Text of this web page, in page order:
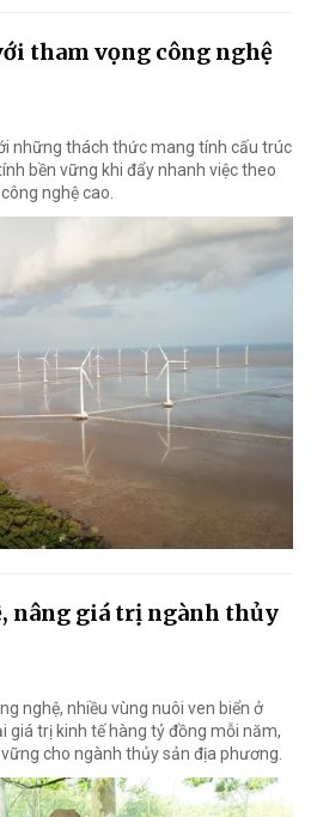
tham vọng công nghệ
những thách thức mang tính cấu trúc
bền vững khi đẩy nhanh việc theo
nghệ cao.
nâng giá trị ngành thủy
nghệ, nhiều vùng nuôi ven biển ở
giá trị kinh tế hàng tỷ đồng mỗi năm,
cho ngành thủy sản địa phương.